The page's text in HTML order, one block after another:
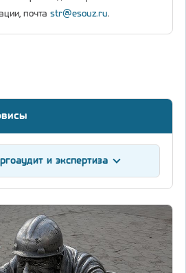
почта str@esouz.ru.
и экспертиза